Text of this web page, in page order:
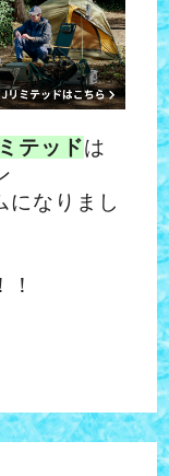
テッドは
になりまし